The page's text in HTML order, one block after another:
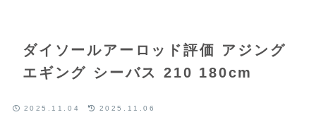
ダイソールアーロッド評価 アジング
エギング シーバス 210 180cm
2025.11.04 2025.11.06